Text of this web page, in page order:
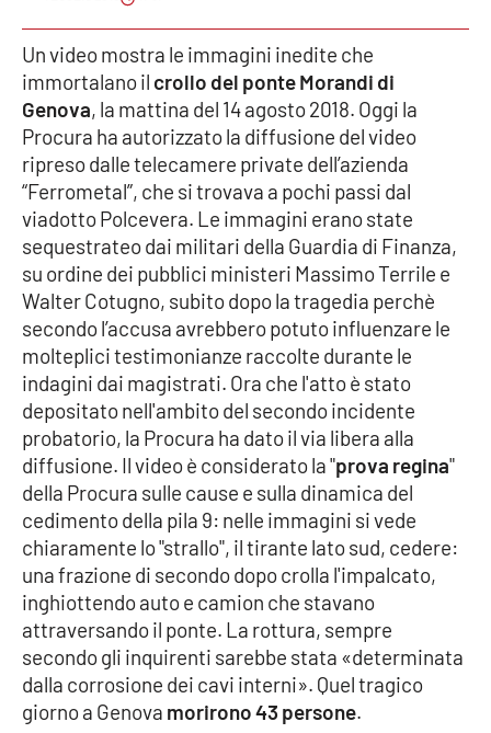
Podcast
Meteo
Editoriali
VIDEO
Ambiente
Cronaca
Cultura
Economia e Lavoro
Politica
Sanità
Società
Sport
RUBRICHE
Un video mostra le immagini inedite che
immortalano il crollo del ponte Morandi di
Genova, la mattina del 14 agosto 2018. Oggi la
Procura ha autorizzato la diffusione del video
ripreso dalle telecamere private dell’azienda
“Ferrometal”, che si trovava a pochi passi dal
viadotto Polcevera. Le immagini erano state
sequestrateo dai militari della Guardia di Finanza,
su ordine dei pubblici ministeri Massimo Terrile e
Walter Cotugno, subito dopo la tragedia perchè
secondo l’accusa avrebbero potuto influenzare le
molteplici testimonianze raccolte durante le
indagini dai magistrati. Ora che l'atto è stato
depositato nell'ambito del secondo incidente
probatorio, la Procura ha dato il via libera alla
diffusione. Il video è considerato la "prova regina"
della Procura sulle cause e sulla dinamica del
cedimento della pila 9: nelle immagini si vede
chiaramente lo "strallo", il tirante lato sud, cedere:
una frazione di secondo dopo crolla l'impalcato,
inghiottendo auto e camion che stavano
attraversando il ponte. La rottura, sempre
secondo gli inquirenti sarebbe stata «determinata
dalla corrosione dei cavi interni». Quel tragico
giorno a Genova morirono 43 persone.